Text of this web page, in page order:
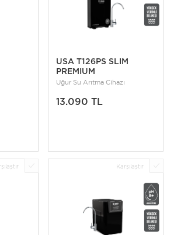
USA T126PS SLIM
PREMIUM
Uğur Su Arıtma Cihazı
13.090 TL
Karşılaştır